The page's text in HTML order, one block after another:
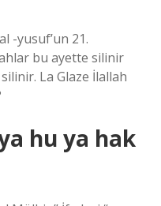
-yusuf’un 21.
bu ayette silinir
La Glaze İlallah
hu ya hak